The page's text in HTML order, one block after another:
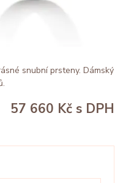
snubní prsteny. Dámský
57 660 Kč s DPH